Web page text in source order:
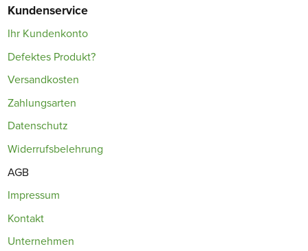
Kundenservice
Ihr Kundenkonto
Defektes Produkt?
Versandkosten
Zahlungsarten
Datenschutz
Widerrufsbelehrung
AGB
Impressum
Kontakt
Unternehmen